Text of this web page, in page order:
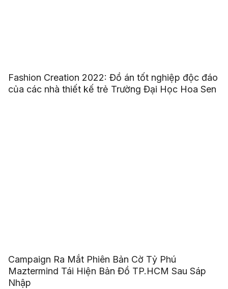
Fashion Creation 2022: Đồ án tốt nghiệp độc đáo
của các nhà thiết kế trẻ Trường Đại Học Hoa Sen
Campaign Ra Mắt Phiên Bản Cờ Tỷ Phú
Maztermind Tái Hiện Bản Đồ TP.HCM Sau Sáp
Nhập